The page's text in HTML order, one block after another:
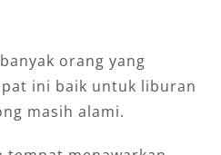
orang yang
ini baik untuk liburan
masih alami.